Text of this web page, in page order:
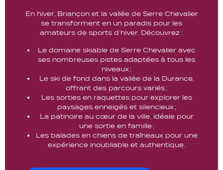
En hiver, Briançon et la vallée de Serre Chevalier
se transforment en un paradis pour les
amateurs de sports d’hiver. Découvrez :
Le domaine skiable de Serre Chevalier avec
ses nombreuses pistes adaptées à tous les
niveaux ;
Le ski de fond dans la vallée de la Durance,
offrant des parcours variés ;
Les sorties en raquettes pour explorer les
paysages enneigés et silencieux ;
La patinoire au cœur de la ville, idéale pour
une sortie en famille ;
Les balades en chiens de traîneaux pour une
expérience inoubliable et authentique.